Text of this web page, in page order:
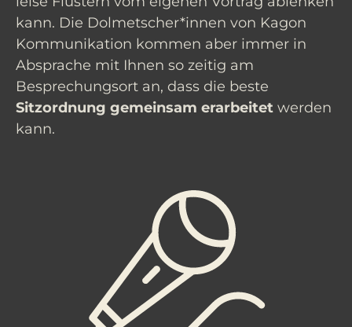
kann. Die Dolmetscher*innen von Kagon
Kommunikation kommen aber immer in
Absprache mit Ihnen so zeitig am
Besprechungsort an, dass die beste
Sitzordnung gemeinsam erarbeitet werden
kann.